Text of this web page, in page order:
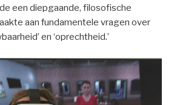
een diepgaande, filosofische
aan fundamentele vragen over
en ‘oprechtheid.’